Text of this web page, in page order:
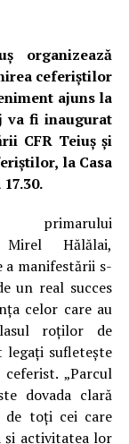
organizează
ceferiştilor
ajuns la
va fi inaugurat
CFR Teiuş şi
la Casa
primarului
Mirel Hălălai,
a manifestării s-
un real succes
celor care au
roţilor de
sufleteşte
„Parcul
dovada clară
de toţi cei care
şi activitatea lor